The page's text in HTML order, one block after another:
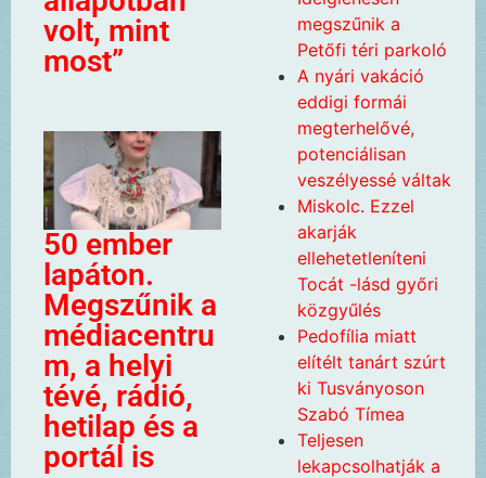
volt, mint
most”
50 ember
lapáton.
Megszűnik a
médiacentru
m, a helyi
tévé, rádió,
hetilap és a
portál is
megszűnik a
Petőfi téri parkoló
A nyári vakáció
eddigi formái
megterhelővé,
potenciálisan
veszélyessé váltak
Miskolc. Ezzel
akarják
ellehetetleníteni
Tocát -lásd győri
közgyűlés
Pedofília miatt
elítélt tanárt szúrt
ki Tusványoson
Szabó Tímea
Teljesen
lekapcsolhatják a